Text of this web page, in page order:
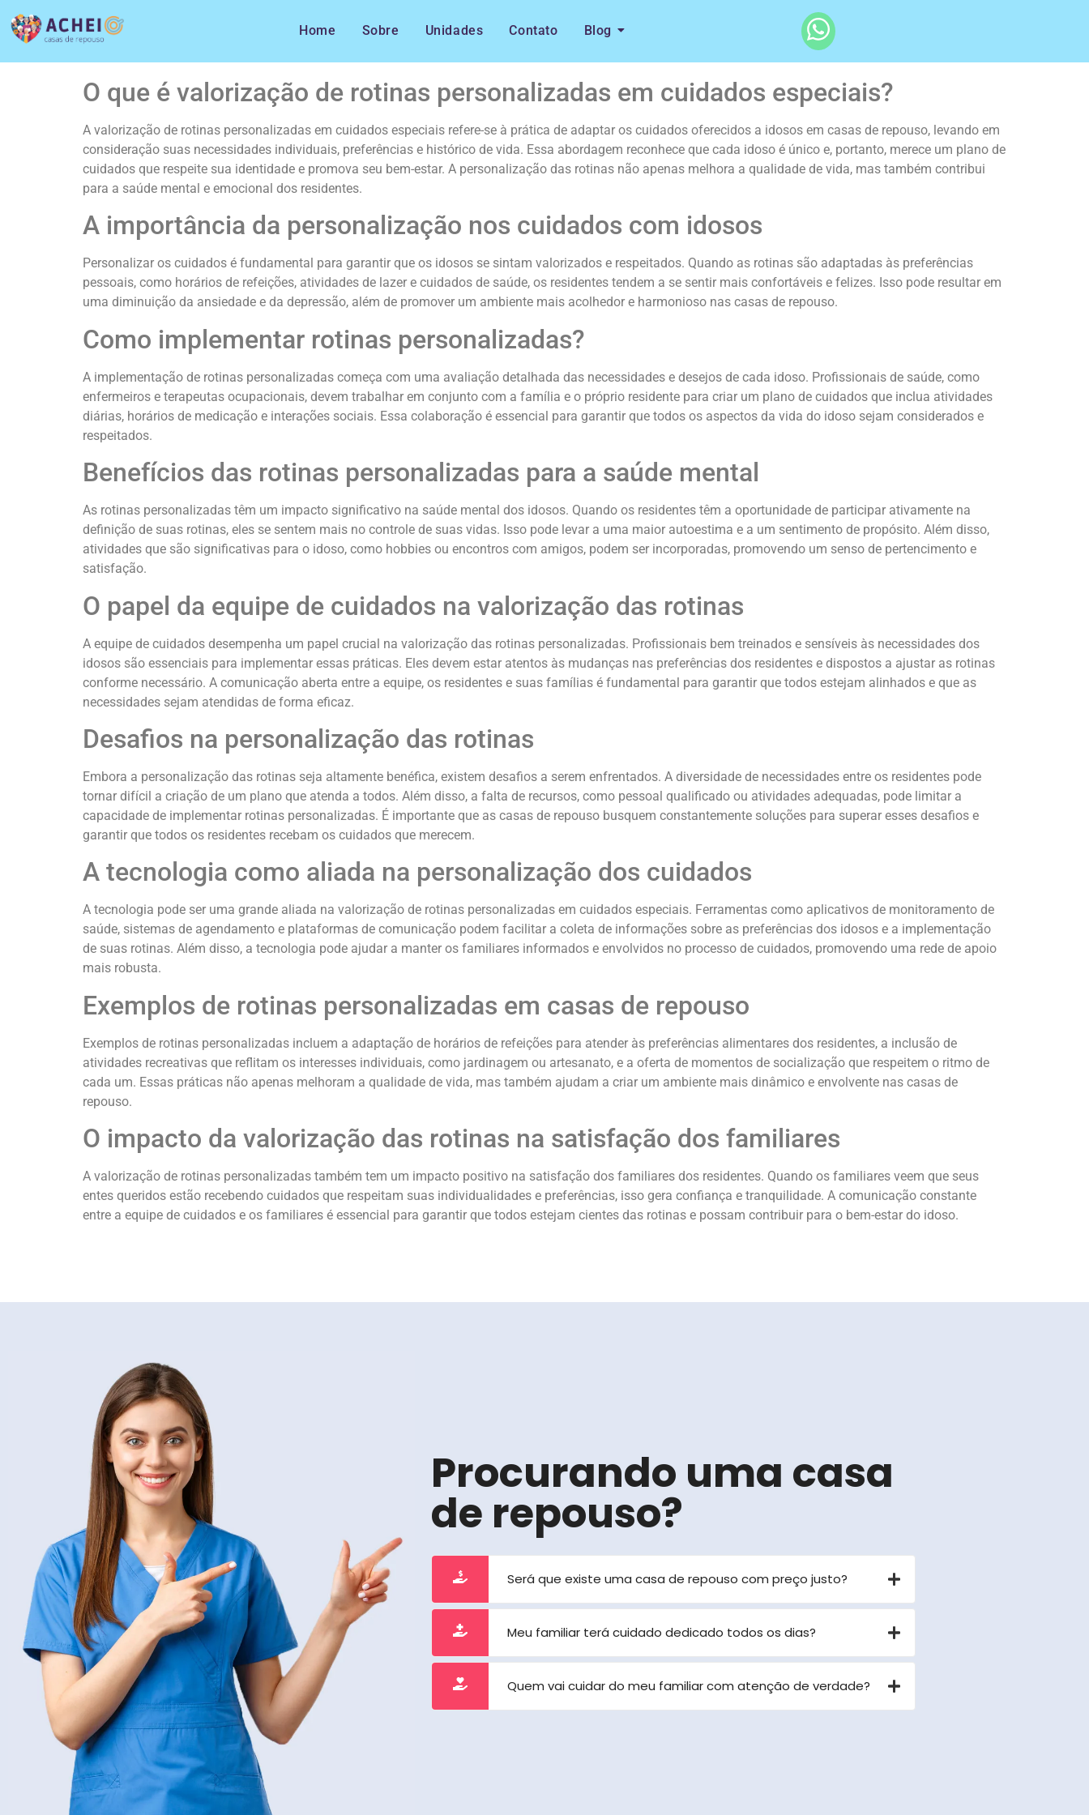
Home Sobre Unidades Contato Blog
O que é valorização de rotinas personalizadas em cuidados especiais?
A valorização de rotinas personalizadas em cuidados especiais refere-se à prática de adaptar os cuidados oferecidos a idosos em casas de repouso, levando em
consideração suas necessidades individuais, preferências e histórico de vida. Essa abordagem reconhece que cada idoso é único e, portanto, merece um plano de
cuidados que respeite sua identidade e promova seu bem-estar. A personalização das rotinas não apenas melhora a qualidade de vida, mas também contribui
para a saúde mental e emocional dos residentes.
A importância da personalização nos cuidados com idosos
Personalizar os cuidados é fundamental para garantir que os idosos se sintam valorizados e respeitados. Quando as rotinas são adaptadas às preferências
pessoais, como horários de refeições, atividades de lazer e cuidados de saúde, os residentes tendem a se sentir mais confortáveis e felizes. Isso pode resultar em
uma diminuição da ansiedade e da depressão, além de promover um ambiente mais acolhedor e harmonioso nas casas de repouso.
Como implementar rotinas personalizadas?
A implementação de rotinas personalizadas começa com uma avaliação detalhada das necessidades e desejos de cada idoso. Profissionais de saúde, como
enfermeiros e terapeutas ocupacionais, devem trabalhar em conjunto com a família e o próprio residente para criar um plano de cuidados que inclua atividades
diárias, horários de medicação e interações sociais. Essa colaboração é essencial para garantir que todos os aspectos da vida do idoso sejam considerados e
respeitados.
Benefícios das rotinas personalizadas para a saúde mental
As rotinas personalizadas têm um impacto significativo na saúde mental dos idosos. Quando os residentes têm a oportunidade de participar ativamente na
definição de suas rotinas, eles se sentem mais no controle de suas vidas. Isso pode levar a uma maior autoestima e a um sentimento de propósito. Além disso,
atividades que são significativas para o idoso, como hobbies ou encontros com amigos, podem ser incorporadas, promovendo um senso de pertencimento e
satisfação.
O papel da equipe de cuidados na valorização das rotinas
A equipe de cuidados desempenha um papel crucial na valorização das rotinas personalizadas. Profissionais bem treinados e sensíveis às necessidades dos
idosos são essenciais para implementar essas práticas. Eles devem estar atentos às mudanças nas preferências dos residentes e dispostos a ajustar as rotinas
conforme necessário. A comunicação aberta entre a equipe, os residentes e suas famílias é fundamental para garantir que todos estejam alinhados e que as
necessidades sejam atendidas de forma eficaz.
Desafios na personalização das rotinas
Embora a personalização das rotinas seja altamente benéfica, existem desafios a serem enfrentados. A diversidade de necessidades entre os residentes pode
tornar difícil a criação de um plano que atenda a todos. Além disso, a falta de recursos, como pessoal qualificado ou atividades adequadas, pode limitar a
capacidade de implementar rotinas personalizadas. É importante que as casas de repouso busquem constantemente soluções para superar esses desafios e
garantir que todos os residentes recebam os cuidados que merecem.
A tecnologia como aliada na personalização dos cuidados
A tecnologia pode ser uma grande aliada na valorização de rotinas personalizadas em cuidados especiais. Ferramentas como aplicativos de monitoramento de
saúde, sistemas de agendamento e plataformas de comunicação podem facilitar a coleta de informações sobre as preferências dos idosos e a implementação
de suas rotinas. Além disso, a tecnologia pode ajudar a manter os familiares informados e envolvidos no processo de cuidados, promovendo uma rede de apoio
mais robusta.
Exemplos de rotinas personalizadas em casas de repouso
Exemplos de rotinas personalizadas incluem a adaptação de horários de refeições para atender às preferências alimentares dos residentes, a inclusão de
atividades recreativas que reflitam os interesses individuais, como jardinagem ou artesanato, e a oferta de momentos de socialização que respeitem o ritmo de
cada um. Essas práticas não apenas melhoram a qualidade de vida, mas também ajudam a criar um ambiente mais dinâmico e envolvente nas casas de
repouso.
O impacto da valorização das rotinas na satisfação dos familiares
A valorização de rotinas personalizadas também tem um impacto positivo na satisfação dos familiares dos residentes. Quando os familiares veem que seus
entes queridos estão recebendo cuidados que respeitam suas individualidades e preferências, isso gera confiança e tranquilidade. A comunicação constante
entre a equipe de cuidados e os familiares é essencial para garantir que todos estejam cientes das rotinas e possam contribuir para o bem-estar do idoso.
Procurando uma casa
de repouso?
Será que existe uma casa de repouso com preço justo?
Meu familiar terá cuidado dedicado todos os dias?
Quem vai cuidar do meu familiar com atenção de verdade?